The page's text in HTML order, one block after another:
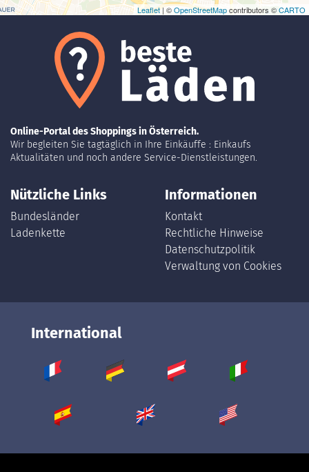
Leaflet| ©OpenStreetMapcontributors ©CARTO
Online-Portal des Shoppings in Österreich.
Wir begleiten Sie tagtäglich in Ihre Einkäuffe : Einkaufs
Aktualitäten und noch andere Service-Dienstleistungen.
Nützliche Links
Bundesländer
Ladenkette
Informationen
Kontakt
Rechtliche Hinweise
Datenschutzpolitik
Verwaltung von Cookies
International